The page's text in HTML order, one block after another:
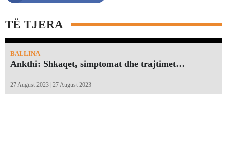
TË TJERA
BALLINA
Ankthi: Shkaqet, simptomat dhe trajtimet…
27 August 2023 | 27 August 2023